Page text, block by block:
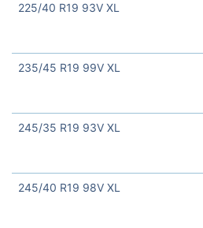
225/40 R19 93V XL
235/45 R19 99V XL
245/35 R19 93V XL
245/40 R19 98V XL